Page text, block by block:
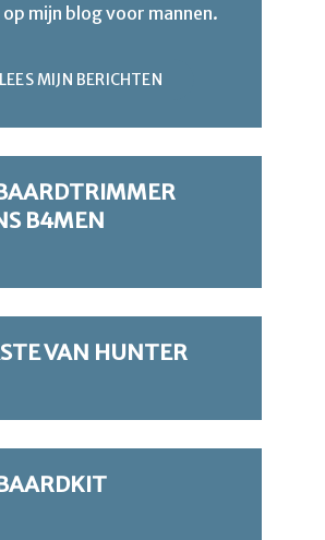
mijn blog voor mannen.
LEES MIJN BERICHTEN
B4MEN
VAN HUNTER